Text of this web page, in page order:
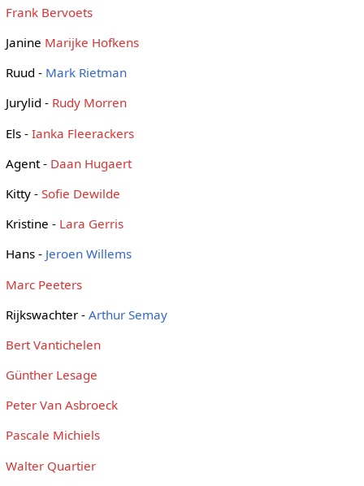
Frank Bervoets
Janine Marijke Hofkens
Ruud - Mark Rietman
Jurylid - Rudy Morren
Els - Ianka Fleerackers
Agent - Daan Hugaert
Kitty - Sofie Dewilde
Kristine - Lara Gerris
Hans - Jeroen Willems
Marc Peeters
Rijkswachter - Arthur Semay
Bert Vantichelen
Günther Lesage
Peter Van Asbroeck
Pascale Michiels
Walter Quartier